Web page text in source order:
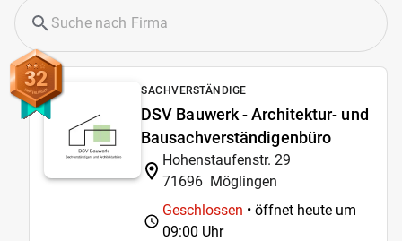
32 SACHVERSTÄNDIGE
DSV Bauwerk - Architektur- und
Bausachverständigenbüro
Hohenstaufenstr. 29
71696 Möglingen
Geschlossen • öffnet heute um
09:00 Uhr